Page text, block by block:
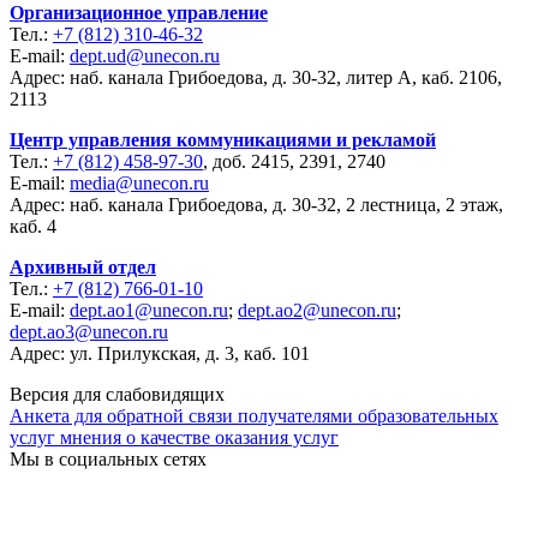
Организационное управление
Тел.: +7 (812) 310-46-32
E-mail: dept.ud@unecon.ru
Адрес: наб. канала Грибоедова, д. 30-32, литер А, каб. 2106,
2113
Центр управления коммуникациями и рекламой
Тел.: +7 (812) 458-97-30, доб. 2415, 2391, 2740
E-mail: media@unecon.ru
Адрес: наб. канала Грибоедова, д. 30-32, 2 лестница, 2 этаж,
каб. 4
Архивный отдел
Тел.: +7 (812) 766-01-10
E-mail: dept.ao1@unecon.ru; dept.ao2@unecon.ru;
dept.ao3@unecon.ru
Адрес: ул. Прилукская, д. 3, каб. 101
Версия для слабовидящих
Анкета для обратной связи получателями образовательных
услуг мнения о качестве оказания услуг
Мы в социальных сетях